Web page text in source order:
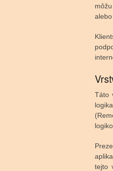
Táto
tejto